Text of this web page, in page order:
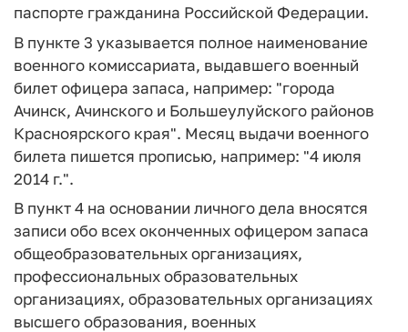
паспорте гражданина Российской Федерации.
В пункте 3 указывается полное наименование
военного комиссариата, выдавшего военный
билет офицера запаса, например: "города
Ачинск, Ачинского и Большеулуйского районов
Красноярского края". Месяц выдачи военного
билета пишется прописью, например: "4 июля
2014 г.".
В пункт 4 на основании личного дела вносятся
записи обо всех оконченных офицером запаса
общеобразовательных организациях,
профессиональных образовательных
организациях, образовательных организациях
высшего образования, военных